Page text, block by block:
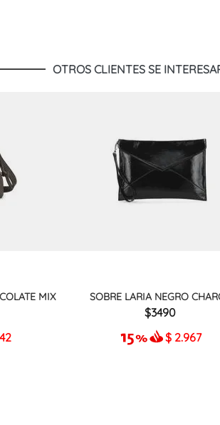
OTROS CLIENTES SE
MIX SOBRE LARIA NEGRO
3490
$ 2.967